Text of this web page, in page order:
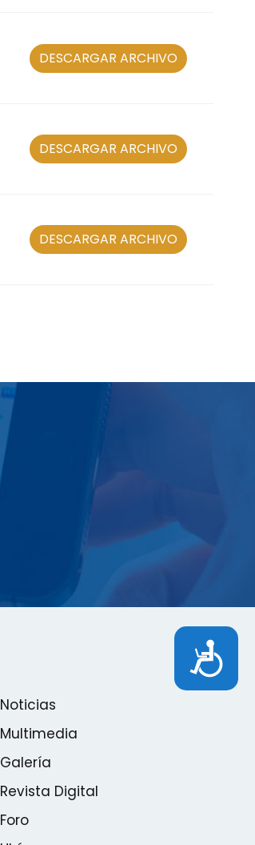
Accesibilidad
DESCARGAR ARCHIVO
DESCARGAR ARCHIVO
DESCARGAR ARCHIVO
Noticias
Multimedia
Galería
Revista Digital
Foro